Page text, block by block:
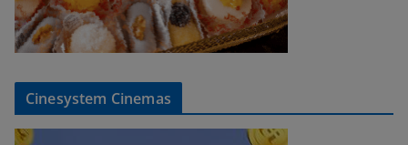
Cinesystem Cinemas